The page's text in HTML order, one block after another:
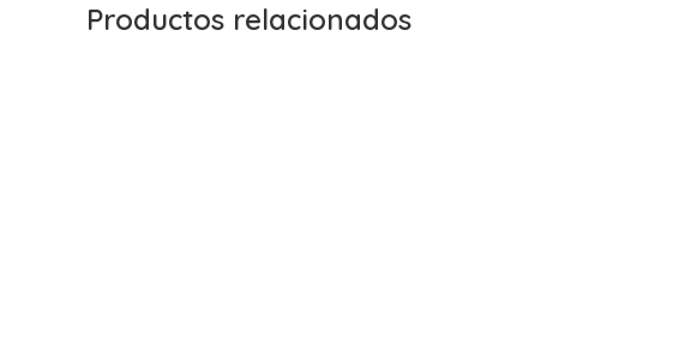
Productos relacionados